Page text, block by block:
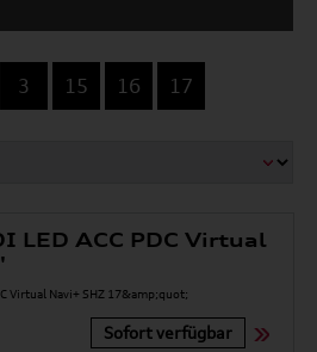
3 15 16 17
LED ACC PDC Virtual
Sofort verfügbar